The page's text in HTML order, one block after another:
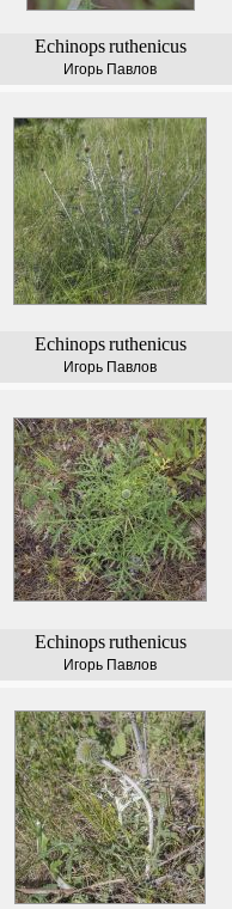
Echinops ruthenicus
Игорь Павлов
Echinops ruthenicus
Игорь Павлов
Echinops ruthenicus
Игорь Павлов